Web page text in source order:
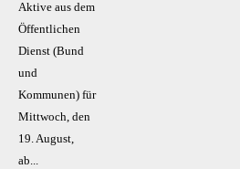
Aktive aus dem
Öffentlichen
Dienst (Bund
und
Kommunen) für
Mittwoch, den
19. August,
ab...